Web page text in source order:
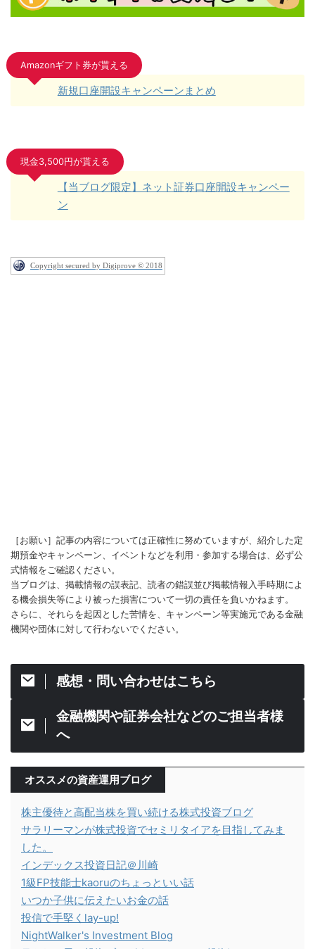
Amazonギフト券が貰える
新規口座開設キャンペーンまとめ
現金3,500円が貰える
【当ブログ限定】ネット証券口座開設キャンペー
ン
Copyright secured by Digiprove © 2018
［お願い］記事の内容については正確性に努めていますが、紹介した定
期預金やキャンペーン、イベントなどを利用・参加する場合は、必ず公
式情報をご確認ください。
当ブログは、掲載情報の誤表記、読者の錯誤並び掲載情報入手時期によ
る機会損失等により被った損害について一切の責任を負いかねます。
さらに、それらを起因とした苦情を、キャンペーン等実施元である金融
機関や団体に対して行わないでください。
感想・問い合わせはこちら
金融機関や証券会社などのご担当者様
へ
オススメの資産運用ブログ
株主優待と高配当株を買い続ける株式投資ブログ
サラリーマンが株式投資でセミリタイアを目指してみま
した。
インデックス投資日記＠川崎
1級FP技能士kaoruのちょっといい話
いつか子供に伝えたいお金の話
投信で手堅くlay-up!
NightWalker's Investment Blog